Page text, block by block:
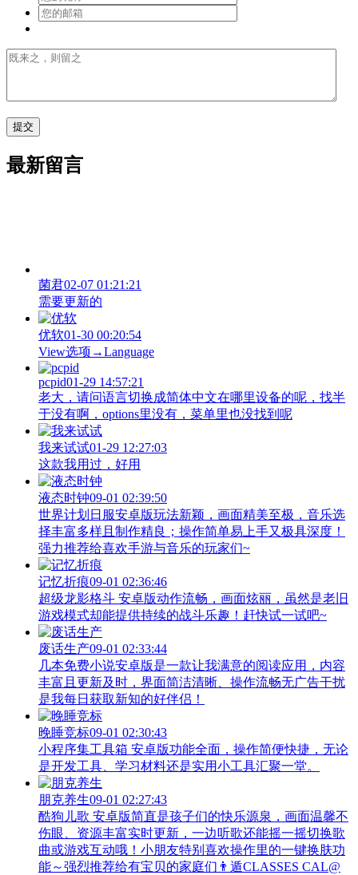
最新留言
菌君02-07 01:21:21
需要更新的
优软01-30 00:20:54
View‌选项→Language
pcpid01-29 14:57:21
老大，请问语言切换成简体中文在哪里设备的呢，找半
于没有啊，options里没有，菜单里也没找到呢
我来试试01-29 12:27:03
这款我用过，好用
液态时钟09-01 02:39:50
世界计划日服安卓版玩法新颖，画面精美至极，音乐选
择丰富多样且制作精良；操作简单易上手又极具深度！
强力推荐给喜欢手游与音乐的玩家们~
记忆折痕09-01 02:36:46
超级龙影格斗 安卓版动作流畅，画面炫丽，虽然是老旧
游戏模式却能提供持续的战斗乐趣！赶快试一试吧~
废话生产09-01 02:33:44
几本免费小说安卓版是一款让我满意的阅读应用，内容
丰富且更新及时，界面简洁清晰、操作流畅无广告干扰
是我每日获取新知的好伴侣！
晚睡竞标09-01 02:30:43
小程序集工具箱 安卓版功能全面，操作简便快捷，无论
是开发工具、学习材料还是实用小工具汇聚一堂。
朋克养生09-01 02:27:43
酷狗儿歌 安卓版简直是孩子们的快乐源泉，画面温馨不
伤眼、资源丰富实时更新，一边听歌还能摇一摇切换歌
曲或游戏互动哦！小朋友特别喜欢操作里的一键换肤功
能～强烈推荐给有宝贝的家庭们👨‍遁️CLASSES CAL@